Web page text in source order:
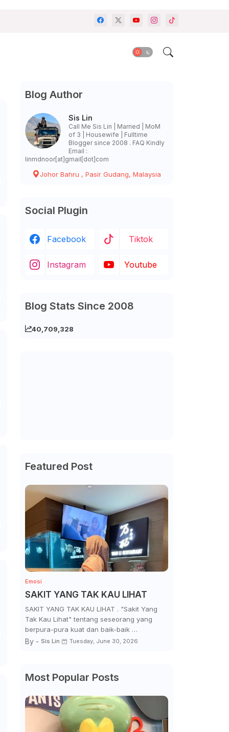
Blog Author
Sis Lin
Call Me Sis Lin | Married | MoM
of 3 | Housewife | Fulltime
Blogger since 2008 . FAQ Kindly
Email :
linmdnoor[at]gmail[dot]com
Johor Bahru , Pasir Gudang, Malaysia
Social Plugin
Facebook Tiktok
Instagram Youtube
Blog Stats Since 2008
40,709,328
Featured Post
Emosi
SAKIT YANG TAK KAU LIHAT
SAKIT YANG TAK KAU LIHAT . "Sakit Yang
Tak Kau Lihat" tentang seseorang yang
berpura-pura kuat dan baik-baik …
By - Sis Lin Tuesday, June 30, 2026
Most Popular Posts